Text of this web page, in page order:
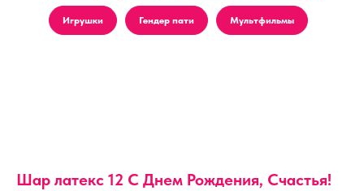
Игрушки Гендер пати Мультфильмы
Шар латекс 12 С Днем Рождения, Счастья!